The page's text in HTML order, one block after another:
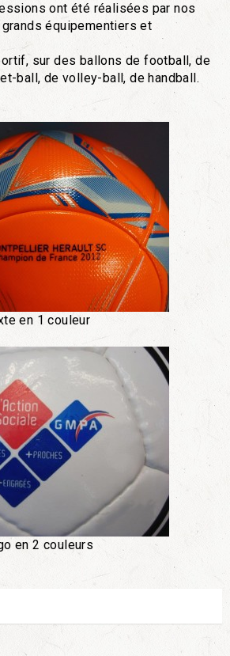
ont été réalisées par nos
équipementiers et
sur des ballons de football, de
ball, de volley-ball, de handball.
en 1 couleur
en 2 couleurs